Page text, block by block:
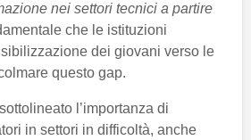
nei settori tecnici a partire
che le istituzioni
dei giovani verso le
questo gap.
l’importanza di
in settori in difficoltà, anche